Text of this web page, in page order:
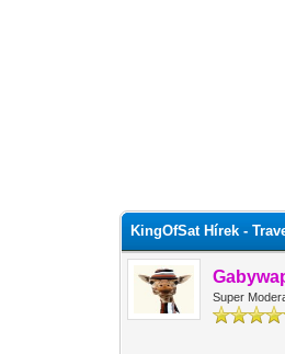
KingOfSat Hírek -
Super